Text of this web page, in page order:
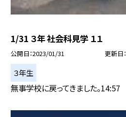
1/31 ３年 社会科見学 １１
公開日 2023/01/31 更新日
３年生
無事学校に戻ってきました。14:57